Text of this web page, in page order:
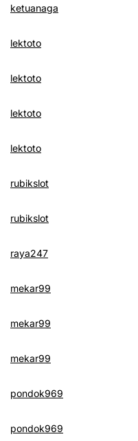
ketuanaga
lektoto
lektoto
lektoto
lektoto
rubikslot
rubikslot
raya247
mekar99
mekar99
mekar99
pondok969
pondok969